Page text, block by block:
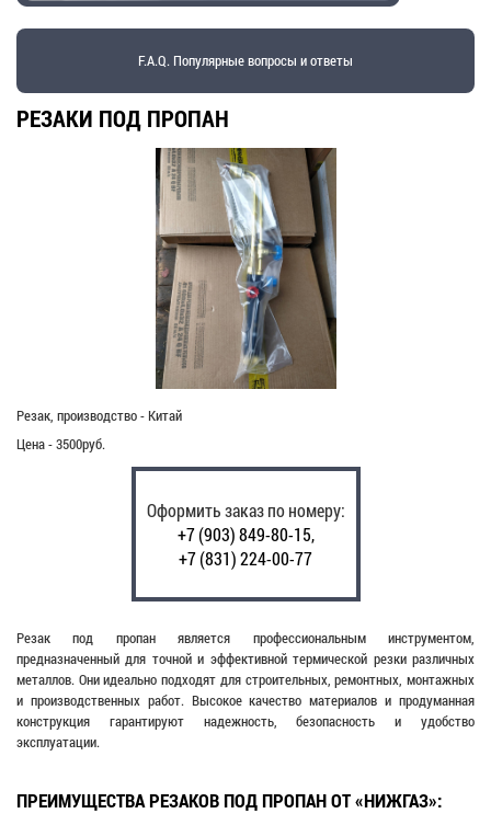
F.A.Q. Популярные вопросы и ответы
РЕЗАКИ ПОД ПРОПАН
Резак, производство - Китай
Цена - 3500руб.
Оформить заказ по номеру:
+7 (903) 849-80-15,
+7 (831) 224-00-77
Резак под пропан является профессиональным инструментом,
предназначенный для точной и эффективной термической резки различных
металлов. Они идеально подходят для строительных, ремонтных, монтажных
и производственных работ. Высокое качество материалов и продуманная
конструкция гарантируют надежность, безопасность и удобство
эксплуатации.
ПРЕИМУЩЕСТВА РЕЗАКОВ ПОД ПРОПАН ОТ «НИЖГАЗ»: